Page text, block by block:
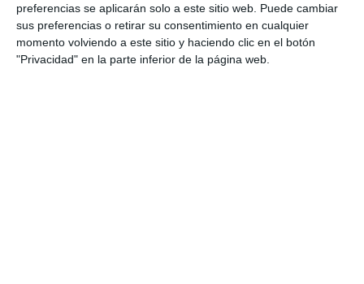
preferencias se aplicarán solo a este sitio web. Puede cambiar
sus preferencias o retirar su consentimiento en cualquier
momento volviendo a este sitio y haciendo clic en el botón
"Privacidad" en la parte inferior de la página web.
Nozal pide a Maldonado que se “deje de
paseítos con fotos y que se ponga a trabajar
de una vez por Mijas”